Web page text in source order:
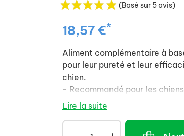
(Basé sur 5 avis)
18,57 €*
Aliment complémentaire à
pour leur pureté et leur
chien.
- Recommandé pour les
prise de corticoïdes ou
Lire la suite